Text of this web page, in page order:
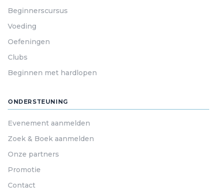
Beginnerscursus
Voeding
Oefeningen
Clubs
Beginnen met hardlopen
ONDERSTEUNING
Evenement aanmelden
Zoek & Boek aanmelden
Onze partners
Promotie
Contact